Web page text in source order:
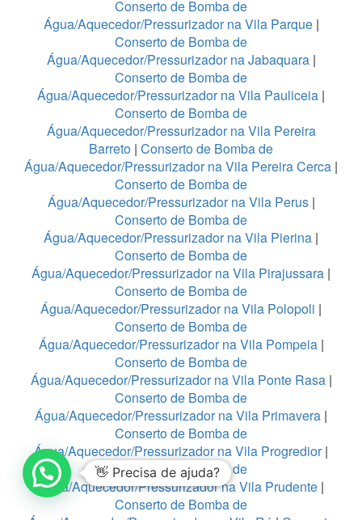
Conserto de Bomba de
Água/Aquecedor/Pressurizador na Vila Parque|
Conserto de Bomba de
Água/Aquecedor/Pressurizador na Jabaquara|
Conserto de Bomba de
Água/Aquecedor/Pressurizador na Vila Pauliceia |
Conserto de Bomba de
Água/Aquecedor/Pressurizador na Vila Pereira
Barreto | Conserto de Bomba de
Água/Aquecedor/Pressurizador na Vila Pereira Cerca |
Conserto de Bomba de
Água/Aquecedor/Pressurizador na Vila Perus|
Conserto de Bomba de
Água/Aquecedor/Pressurizador na Vila Pierina |
Conserto de Bomba de
Água/Aquecedor/Pressurizador na Vila Pirajussara |
Conserto de Bomba de
Água/Aquecedor/Pressurizador na Vila Polopoli |
Conserto de Bomba de
Água/Aquecedor/Pressurizador na Vila Pompeia|
Conserto de Bomba de
Água/Aquecedor/Pressurizador na Vila Ponte Rasa|
Conserto de Bomba de
Água/Aquecedor/Pressurizador na Vila Primavera |
Conserto de Bomba de
Água/Aquecedor/Pressurizador na Vila Progredior|
Conserto de Bomba de
Água/Aquecedor/Pressurizador na Vila Prudente |
Conserto de Bomba de
👋 Precisa de ajuda?